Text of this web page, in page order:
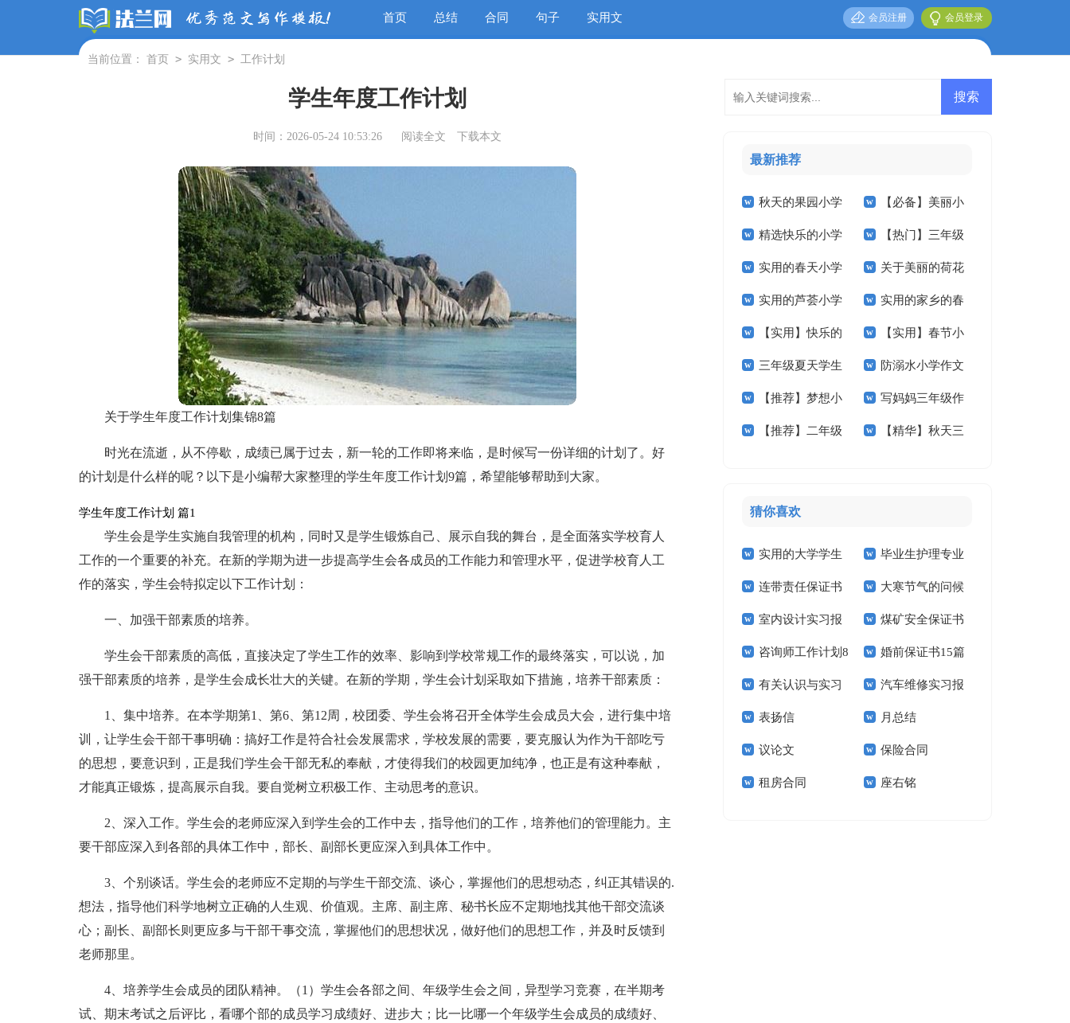
首页 总结 合同 句子 实用文 会员登录
会员注册
当前位置： 首页 > 实用文 > 工作计划
学生年度工作计划
时间：2026-05-24 10:53:26 阅读全文 下载本文
关于学生年度工作计划集锦8篇
时光在流逝，从不停歇，成绩已属于过去，新一轮的工作即将来临，是时候写一份详细的计划了。好
的计划是什么样的呢？以下是小编帮大家整理的学生年度工作计划9篇，希望能够帮助到大家。
学生年度工作计划 篇1
学生会是学生实施自我管理的机构，同时又是学生锻炼自己、展示自我的舞台，是全面落实学校育人
工作的一个重要的补充。在新的学期为进一步提高学生会各成员的工作能力和管理水平，促进学校育人工
作的落实，学生会特拟定以下工作计划：
一、加强干部素质的培养。
学生会干部素质的高低，直接决定了学生工作的效率、影响到学校常规工作的最终落实，可以说，加
强干部素质的培养，是学生会成长壮大的关键。在新的学期，学生会计划采取如下措施，培养干部素质：
1、集中培养。在本学期第1、第6、第12周，校团委、学生会将召开全体学生会成员大会，进行集中培
训，让学生会干部干事明确：搞好工作是符合社会发展需求，学校发展的需要，要克服认为作为干部吃亏
的思想，要意识到，正是我们学生会干部无私的奉献，才使得我们的校园更加纯净，也正是有这种奉献，
才能真正锻炼，提高展示自我。要自觉树立积极工作、主动思考的意识。
2、深入工作。学生会的老师应深入到学生会的工作中去，指导他们的工作，培养他们的管理能力。主
要干部应深入到各部的具体工作中，部长、副部长更应深入到具体工作中。
3、个别谈话。学生会的老师应不定期的与学生干部交流、谈心，掌握他们的思想动态，纠正其错误的.
想法，指导他们科学地树立正确的人生观、价值观。主席、副主席、秘书长应不定期地找其他干部交流谈
心；副长、副部长则更应多与干部干事交流，掌握他们的思想状况，做好他们的思想工作，并及时反馈到
老师那里。
4、培养学生会成员的团队精神。（1）学生会各部之间、年级学生会之间，异型学习竞赛，在半期考
试、期末考试之后评比，看哪个部的成员学习成绩好、进步大；比一比哪一个年级学生会成员的成绩好、
最新推荐
秋天的果园小学
作文300字三篇
【必备】美丽小
学作文300字3篇
精选快乐的小学
作文600字十篇
【热门】三年级
叙事作文300字集锦
9篇
实用的春天小学
作文300字3篇
关于美丽的荷花
小学作文合集5篇
实用的芦荟小学
作文汇总九篇
实用的家乡的春
节小学作文6篇
【实用】快乐的
小学作文300字4篇
【实用】春节小
学作文400字4篇
三年级夏天学生
作文
防溺水小学作文
400字三篇
【推荐】梦想小
学作文300字4篇
写妈妈三年级作
文
【推荐】二年级 【精华】秋天三
猜你喜欢
实用的大学学生
实习报告范文锦集六
篇
毕业生护理专业
求职信精选15篇
连带责任保证书 大寒节气的问候
祝福语
室内设计实习报
告汇编15篇
煤矿安全保证书
(15篇)
咨询师工作计划8
篇
婚前保证书15篇
有关认识与实习
报告模板集锦十篇
汽车维修实习报
告(汇编15篇)
表扬信 月总结
议论文 保险合同
租房合同 座右铭